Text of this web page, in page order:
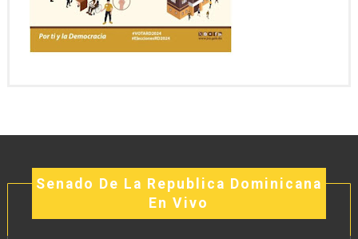
Senado De La Republica Dominicana
En Vivo